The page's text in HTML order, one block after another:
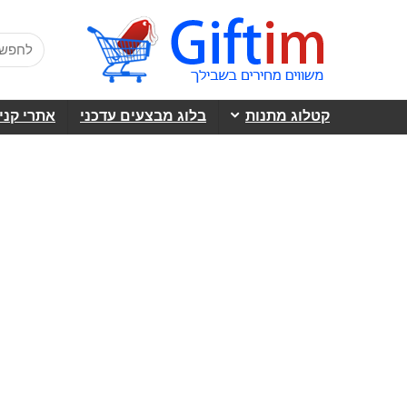
קטלוג מתנות בלוג מבצעים עדכני אתרי